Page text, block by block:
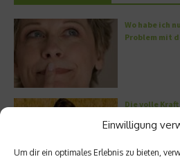
Einwilligung
Um dir ein optimales Erlebnis zu bieten,
Wo habe ich
Problem mit
Die volle